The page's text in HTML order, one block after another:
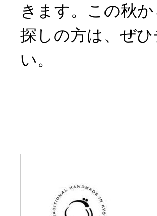
きます。この秋
探しの方は、ぜ
い。